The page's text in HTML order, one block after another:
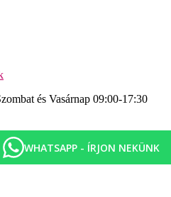
térítés ellenében))
ellenében
és Vasárnap 09:00-17:30
WHATSAPP - ÍRJON NEKÜNK